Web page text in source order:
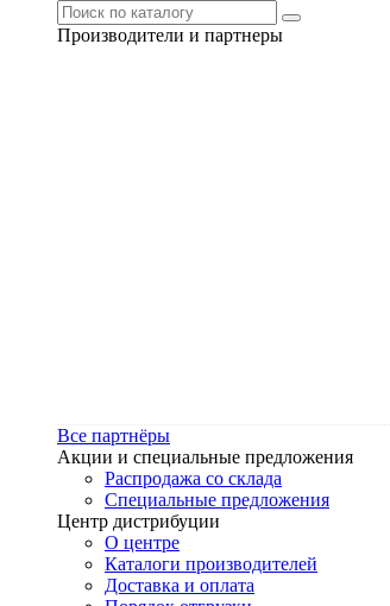
Производители и партнеры
Все партнёры
Акции и специальные предложения
Распродажа со склада
Специальные предложения
Центр дистрибуции
О центре
Каталоги производителей
Доставка и оплата